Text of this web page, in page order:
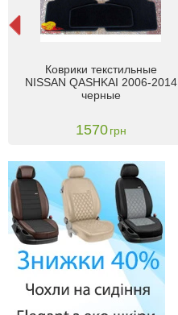
Коврики текстильные
NISSAN QASHKAI 2006-2014
черные
1570 грн